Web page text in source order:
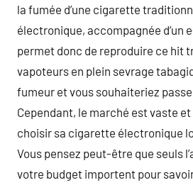
la fumée d’une cigarette
électronique, accompagnée d’un
permet donc de reproduire ce hit
vapoteurs en plein sevrage
fumeur et vous souhaiteriez
Cependant, le marché est vaste et
choisir sa cigarette électronique
Vous pensez peut-être que seuls
votre budget importent pour